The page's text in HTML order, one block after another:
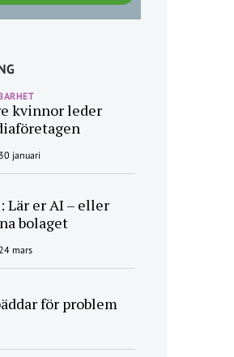
kvinnor leder
30 januari
Lär er AI – eller
bolaget
mars
för problem